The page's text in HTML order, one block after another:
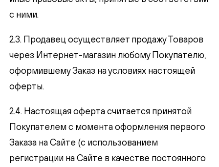
с ними.
2.3. Продавец осуществляет продажу Товаров
через Интернет-магазин любому Покупателю,
оформившему Заказ на условиях настоящей
оферты.
2.4. Настоящая оферта считается принятой
Покупателем с момента оформления первого
Заказа на Сайте (с использованием
регистрации на Сайте в качестве постоянного